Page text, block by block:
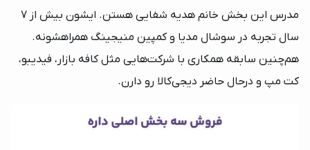
مدرس این بخش خانم هدیه شفایی هستن. ایشون بیش از 7
سال تجربه در سوشال مدیا و کمپین منیجینگ همراهشونه.
هم‌چنین سابقه همکاری با شرکت‌هایی مثل کافه بازار، فیدیبو،
کت مپ و درحال حاضر دیجی‌کالا رو دارن.